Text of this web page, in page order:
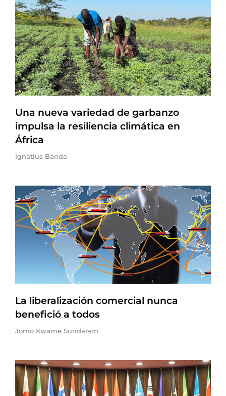
Una nueva variedad de garbanzo
impulsa la resiliencia climática en
África
Ignatius Banda
La liberalización comercial nunca
benefició a todos
Jomo Kwame Sundaram